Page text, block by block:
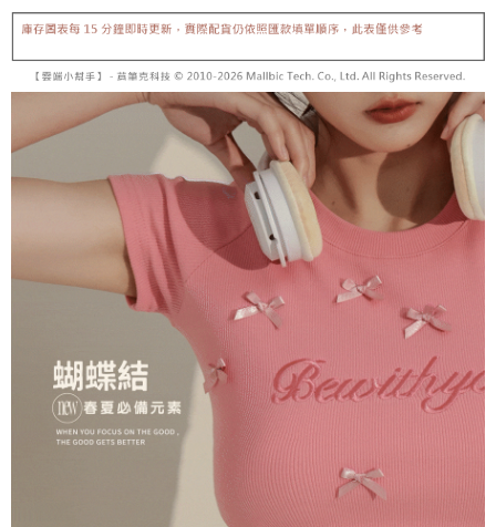
1.本服務係由「台灣大哥大股份有限公司」（以下簡稱本公司）所提供，讓
買賣價金債權讓與本公司後，依約使用本公司帳單繳交帳款。
2.基於同意付款使用「大哥付你分期」之契約關係目的，商店將以您的個人
資料（包含姓名、電話或地址）提供予台灣大哥大進項蒐集、處理及利用，
由本公司與您本人進行分期帳單所需資料之確認、核對及更正。
3.完整用戶服務條款，請詳閱以下連結：https://oppay.tw/userRule
ATM／網路銀行／等多元方式進行付款，方視為交易完成。
※ 請注意：結帳手續完成當下不需立刻繳費，但若您需要取消訂單，請聯絡
後付繳納相關費用。
※ 交易是否成功請以「AFTEE先享後付 」之結帳頁面顯示為準，若有關於
是否繳費成功／繳費後需取消欲退款等相關疑問，請聯繫「AFTEE先享後付
客戶支援中心」
https://netprotections.freshdesk.com/support/home
１．透過由恩沛科技股份有限公司提供之「AFTEE先享後付」服務完成之交
易，需依本服務之必要範圍內提供個人資料，並將交易相關給付款項請求債
權轉讓予恩沛科技股份有限公司。
２．關於個人資料處理事宜，請瀏覽以下網址：
https://aftee.tw/terms/#terms3
３．未成年的使用者請事先徵得法定代理人或監護人之同意方可使用
「AFTEE先享後付」，若未經同意申辦者引起之損失，本公司不負相關責
４．使用「AFTEE先享後付」時，將依據個別帳號之用戶狀況，依本公司即
時審查核予不同之上限額度；若仍有額度不足之情形，本公司將視審查結果
請求用戶進行身份認證。
５．嚴禁一人註冊多個帳號或使用他人資訊註冊。若發現惡意使用之情形，
恩沛科技股份有限公司將有權停止該用戶之使用額度並採取法律行動。
已關閉，請勿下單
已關閉，請勿下單(付取)
每筆NT$10,000
每筆NT$60，滿NT$1,800(含以上)免運費
付款後7-11取貨
每筆NT$60，滿NT$1,600(含以上)免運費
每筆NT$100，滿NT$2,500(含以上)免運費
國家/地區配送 查看運費